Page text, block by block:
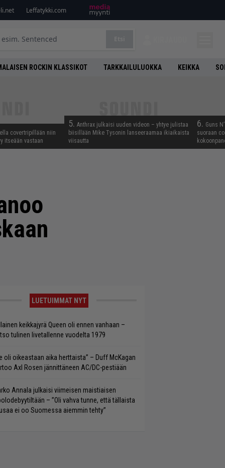
Leffatykki.com
ROCKIN KLASSIKOT TARKKAILULUOKKA KEIKKA
covertripillään niin
itseään vastaan
5. Anthrax julkaisi uuden videon – yhtye julistaa
biisillään Mike Tysonin lanseeraamaa ikiaikaista
viisautta
6. Guns
suoraan
LUETUIMMAT NYT
keikkajyrä Queen oli ennen vanhaan –
tulinen livetallenne vuodelta 1979
oli oikeastaan aika herttaista” – Duff McKagan
Axl Rosen jännittäneen AC/DC-pestiään
Annala julkaisi viimeisen maistiaisen
– ”Oli vahva tunne, että tällaista
ei oo Suomessa aiemmin tehty”